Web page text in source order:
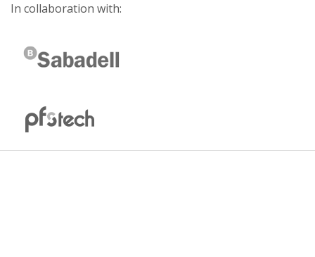
In collaboration with: